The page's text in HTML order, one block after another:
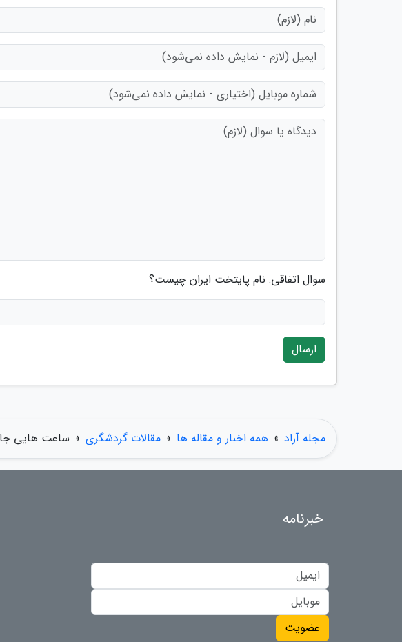
سوال اتفاقی: نام پایتخت ایران چیست؟
ارسال
مجله آراد » همه اخبار و مقاله ها » مقالات گردشگری » ساعت هایی
خبرنامه
عضویت